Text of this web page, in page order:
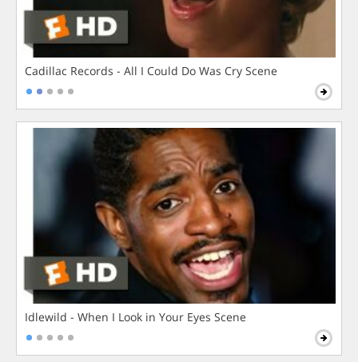
Cadillac Records - All I Could Do Was Cry Scene
Idlewild - When I Look in Your Eyes Scene